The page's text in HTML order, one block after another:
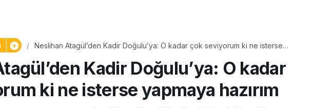
Neslihan Atagül’den Kadir Doğulu’ya: O kadar çok seviyorum ki ne isterse
Kadir Doğulu’ya: O kadar
ki ne isterse yapmaya hazırım
Tam ölçüsüyle
pastaneye taş çıkartır:
Şekerpare tarifi